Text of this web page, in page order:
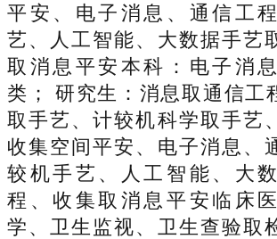
平安、电子消息、通信工
艺、人工智能、大数据手艺
取消息平安本科：电子消
类； 研究生：消息取通信工
取手艺、计较机科学取手艺
收集空间平安、电子消息、
较机手艺、人工智能、大
程、收集取消息平安临床
学、卫生监视、卫生查验取